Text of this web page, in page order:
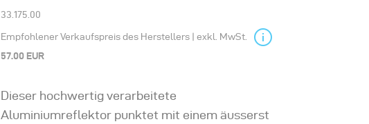
33.175.00
Empfohlener Verkaufspreis des Herstellers | exkl. MwSt.
57.00 EUR
Dieser hochwertig verarbeitete
Aluminiumreflektor punktet mit einem äusserst